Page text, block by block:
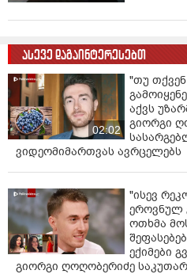
ასევე დაგაინტერესებთ
02:02
"თუ
აქვს
გიორგი
ვიდეომიმართვას ავრცელებს
"ისევ
ეროვნულ
ოთხმა
ექიმები
გიორგი ღოღობერიძე